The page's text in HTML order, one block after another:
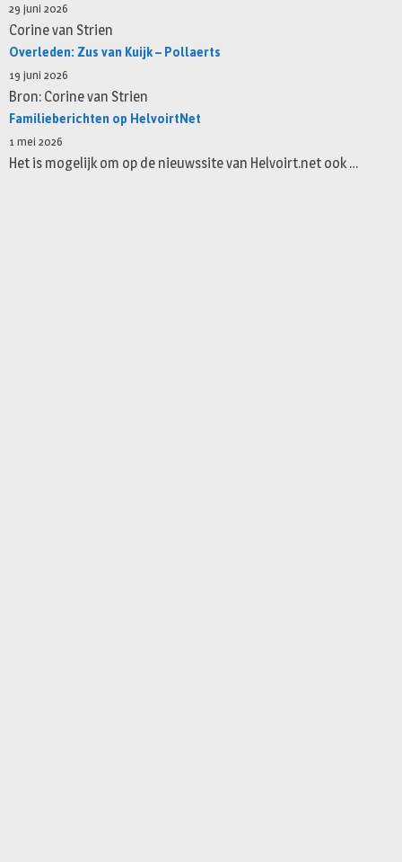
29 juni 2026
Corine van Strien
Overleden: Zus van Kuijk – Pollaerts
19 juni 2026
Bron: Corine van Strien
Familieberichten op HelvoirtNet
1 mei 2026
Het is mogelijk om op de nieuwssite van Helvoirt.net ook …